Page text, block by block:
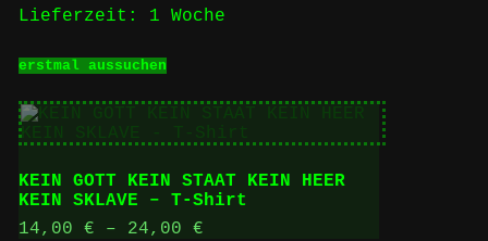
Lieferzeit: 1 Woche
erstmal aussuchenProdukt
mehrere
Varianten
auf.
Die
Optionen
können
auf
KEIN GOTT KEIN STAAT KEIN HEER
KEIN SKLAVE – T-Shirt
14,00 € – 24,00 €